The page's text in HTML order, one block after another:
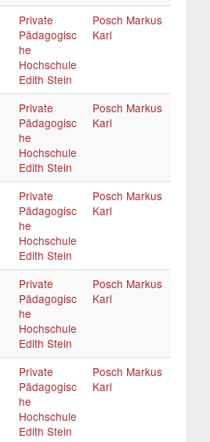
Private
Pädagogisc
he
Hochschule
Edith Stein
Posch Markus
Karl
Private
Pädagogisc
he
Hochschule
Edith Stein
Posch Markus
Karl
Private
Pädagogisc
he
Hochschule
Edith Stein
Posch Markus
Karl
Private
Pädagogisc
he
Hochschule
Edith Stein
Posch Markus
Karl
Private
Pädagogisc
he
Hochschule
Edith Stein
Posch Markus
Karl